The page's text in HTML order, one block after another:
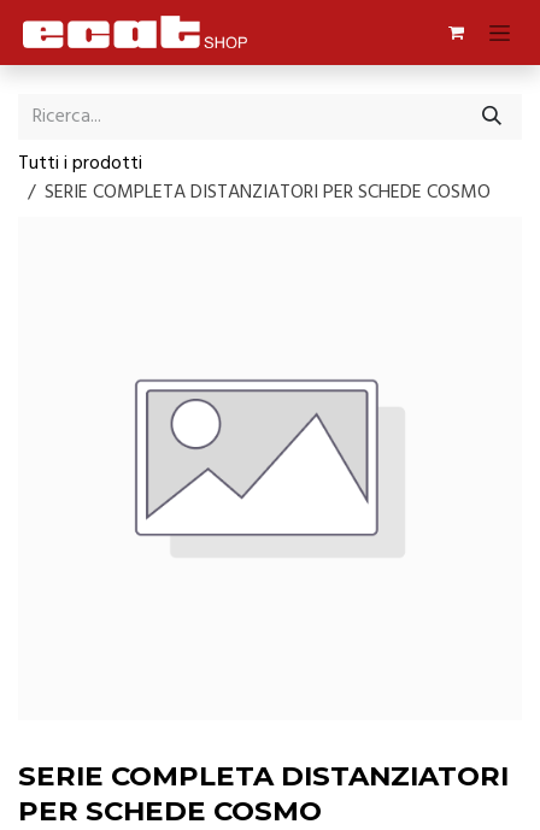
Passa al contenuto
Tutti i prodotti
SERIE COMPLETA DISTANZIATORI PER SCHEDE COSMO
SERIE COMPLETA DISTANZIATORI
PER SCHEDE COSMO